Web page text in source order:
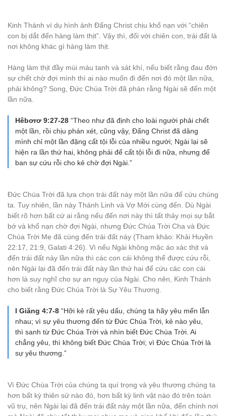
Kinh Thánh ví dụ hình ảnh Đấng Christ chịu khổ nạn với “chiên
con bị dắt đến hàng làm thịt”. Vậy thì, đối với chiên con, trái đất là
nơi không khác gì hàng làm thịt.
Hàng làm thịt đầy mùi máu tanh và sát khí, nếu biết rằng đau đớn
sự chết chờ đợi mình thì ai nào muốn đi đến nơi đó một lần nữa,
phải không? Song, Đức Chúa Trời đã phán rằng Ngài sẽ đến một
lần nữa.
Hêbơrơ 9:27-28 “Theo như đã định cho loài người phải chết
một lần, rồi chịu phán xét, cũng vậy, Đấng Christ đã dâng
mình chỉ một lần đặng cất tội lỗi của nhiều người; Ngài lại sẽ
hiện ra lần thứ hai, không phải để cất tội lỗi đi nữa, nhưng để
ban sự cứu rỗi cho kẻ chờ đợi Ngài.”
Đức Chúa Trời đã lựa chọn trái đất này một lần nữa để cứu chúng
ta. Tuy nhiên, lần này Thánh Linh và Vợ Mới cùng đến. Dù Ngài
biết rõ hơn bất cứ ai rằng nếu đến nơi này thì tất thảy mọi sự bắt
bớ và khổ nạn chờ đợi Ngài, nhưng Đức Chúa Trời Cha và Đức
Chúa Trời Mẹ đã cùng đến trái đất này (Tham khảo: Khải Huyền
22:17, 21:9, Galati 4:26). Vì nếu Ngài không mặc áo xác thịt và
đến trái đất này lần nữa thì các con cái không thể được cứu rỗi,
nên Ngài lại đã đến trái đất này lần thứ hai để cứu các con cái
hơn là suy nghĩ cho sự an nguy của Ngài. Cho nên, Kinh Thánh
cho biết rằng Đức Chúa Trời là Sự Yêu Thương.
I Giăng 4:7-8 “Hỡi kẻ rất yêu dấu, chúng ta hãy yêu mến lẫn
nhau; vì sự yêu thương đến từ Đức Chúa Trời, kẻ nào yêu,
thì sanh từ Đức Chúa Trời và nhìn biết Đức Chúa Trời. Ai
chẳng yêu, thì không biết Đức Chúa Trời; vì Đức Chúa Trời là
sự yêu thương.”
Vì Đức Chúa Trời của chúng ta quí trọng và yêu thương chúng ta
hơn bất kỳ thiên sứ nào đó, hơn bất kỳ linh vật nào đó trên toàn
vũ trụ, nên Ngài lại đã đến trái đất này một lần nữa, đến chính nơi